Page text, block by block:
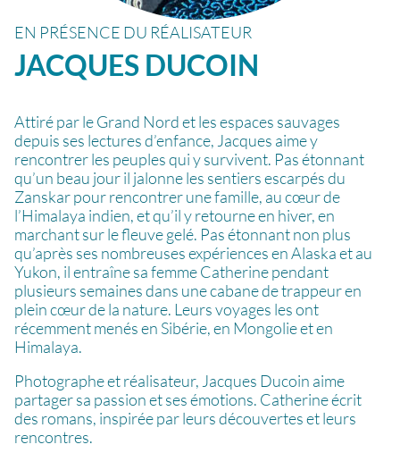
EN PRÉSENCE DU RÉALISATEUR
JACQUES DUCOIN
Attiré par le Grand Nord et les espaces sauvages
depuis ses lectures d’enfance, Jacques aime y
rencontrer les peuples qui y survivent. Pas étonnant
qu’un beau jour il jalonne les sentiers escarpés du
Zanskar pour rencontrer une famille, au cœur de
l’Himalaya indien, et qu’il y retourne en hiver, en
marchant sur le fleuve gelé. Pas étonnant non plus
qu’après ses nombreuses expériences en Alaska et au
Yukon, il entraîne sa femme Catherine pendant
plusieurs semaines dans une cabane de trappeur en
plein cœur de la nature. Leurs voyages les ont
récemment menés en Sibérie, en Mongolie et en
Himalaya.
Photographe et réalisateur, Jacques Ducoin aime
partager sa passion et ses émotions. Catherine écrit
des romans, inspirée par leurs découvertes et leurs
rencontres.